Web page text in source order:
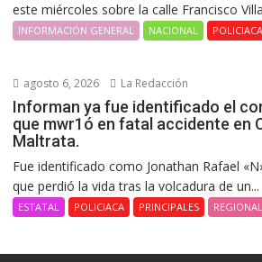
este miércoles sobre la calle Francisco
INFORMACIÓN GENERAL NACIONAL POLICIACA
agosto 6, 2026 La Redacción
Informan ya fue identificado el
que mwr1ó en fatal accidente en
Maltrata.
Fue identificado como Jonathan Rafael
que perdió la vida tras la volcadura de un...
ESTATAL POLICIACA PRINCIPALES REGIONAL